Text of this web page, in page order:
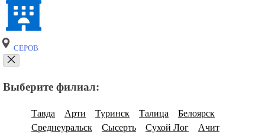
СЕРОВ
Выберите филиал:
Тавда Арти Туринск Талица
Белоярск
Среднеуральск
Сысерть Сухой Лог Ачит